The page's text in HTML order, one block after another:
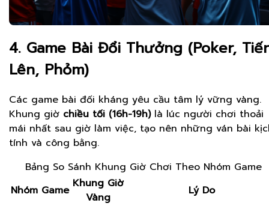
4. Game Bài Đổi Thưởng (Poker,
Lên, Phỏm)
Các game bài đối kháng yêu cầu tâm lý vững vàng.
Khung giờ chiều tối (16h-19h)là lúc người chơi thoải
mái nhất sau giờ làm việc, tạo nên những ván bài
tính và công bằng.
Bảng So Sánh Khung Giờ Chơi Theo Nhóm Game
Nhóm Game Khung Giờ
Vàng
Lý Do